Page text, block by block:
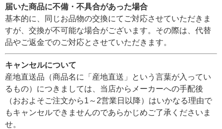
届いた商品に不備・不具合があった場合
基本的に、同じお品物の交換にてご対応させていただきま
すが、交換が不可能な場合がございます。その際は、代替
品やご返金でのご対応とさせていただきます。
キャンセルについて
産地直送品（商品名に「産地直送」という言葉が入ってい
るもの）につきましては、当店からメーカーへの手配後
（おおよそご注文から1～2営業日以降）はいかなる理由で
もキャンセルできませんのであらかじめご了承くださいま
せ。